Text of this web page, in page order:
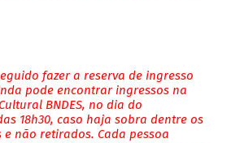
fazer a reserva de ingresso
pode encontrar ingressos na
BNDES, no dia do
18h30, caso haja sobra dentre os
e não retirados. Cada pessoa